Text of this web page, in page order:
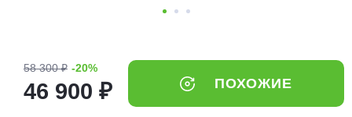
58 300 ₽ -20%
46 900 ₽ ПОХОЖИЕ
выбранный способом
75% будут